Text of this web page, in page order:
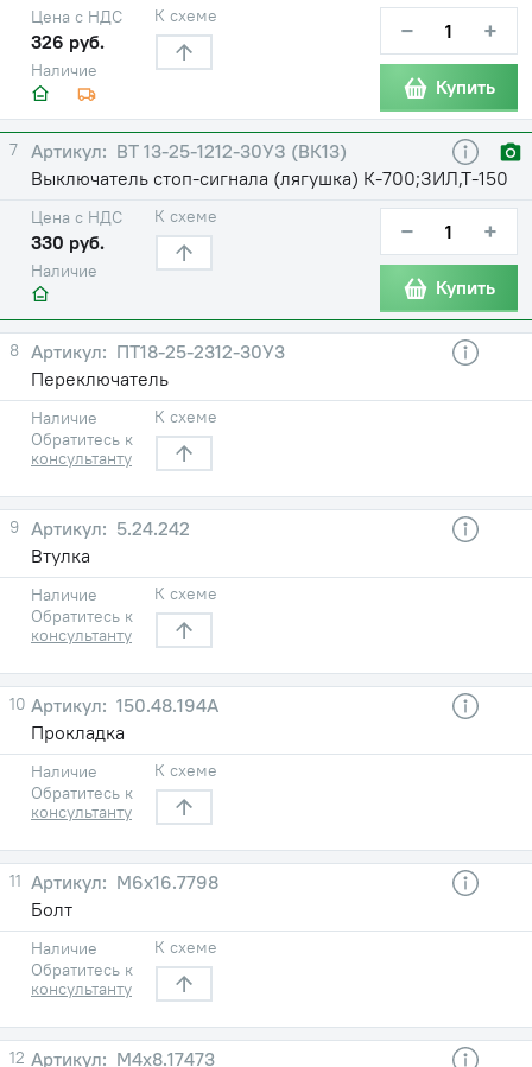
Наличие
Цена с НДС
326 руб.
К схеме − +
Купить
7
ВТ 13-25-1212-30УЗ (ВК13)
Выключатель стоп-сигнала (лягушка) К-700;ЗИЛ,Т-150
Наличие
Цена с НДС
330 руб.
К схеме − +
Купить
8
ПТ18-25-2312-30У3
Переключатель
Наличие
Обратитесь к
консультанту
К схеме
9
5.24.242
Втулка
Наличие
Обратитесь к
консультанту
К схеме
10
150.48.194А
Прокладка
Наличие
Обратитесь к
консультанту
К схеме
11
М6х16.7798
Болт
Наличие
Обратитесь к
консультанту
К схеме
12
М4х8.17473